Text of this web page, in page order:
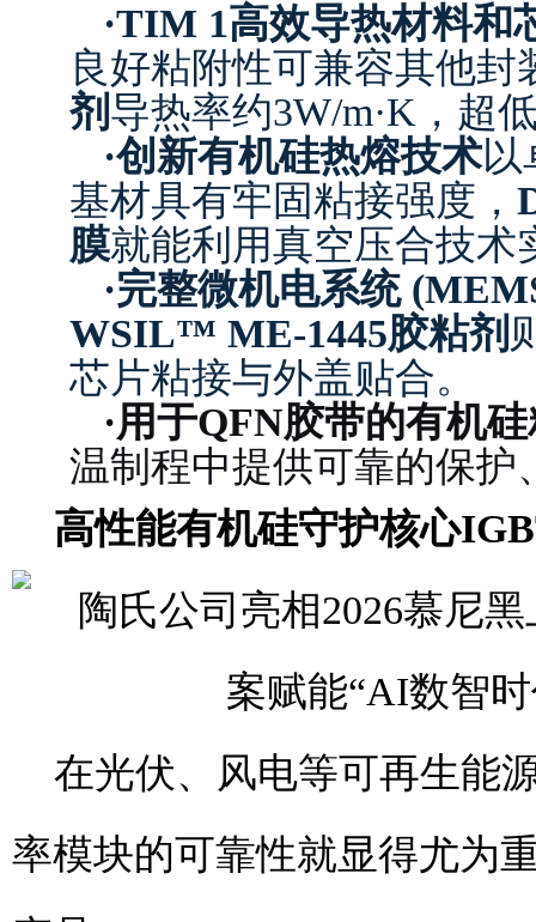
·TIM 1高效导热材料和
良好粘附性可兼容其他封
剂 导热率约3W/m·K，超
·创新有机硅热熔技术以
基材具有牢固粘接强度，
膜就能利用真空压合技术
·完整微机电系统
WSIL™ ME-1445胶粘剂
芯片粘接与外盖贴合。
·用于QFN胶带的有机
温制程中提供可靠的保护
高性能有机硅守护核心
在光伏、风电等可再生能
率模块的可靠性就显得尤为